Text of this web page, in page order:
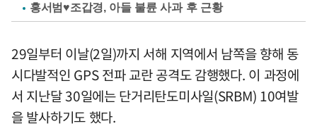
홍서범♥조갑경, 아들 불륜 사과 후 근황
29일부터 이날(2일)까지 서해 지역에서 남쪽을 향해 동
시다발적인 GPS 전파 교란 공격도 감행했다. 이 과정에
서 지난달 30일에는 단거리탄도미사일(SRBM) 10여발
을 발사하기도 했다.